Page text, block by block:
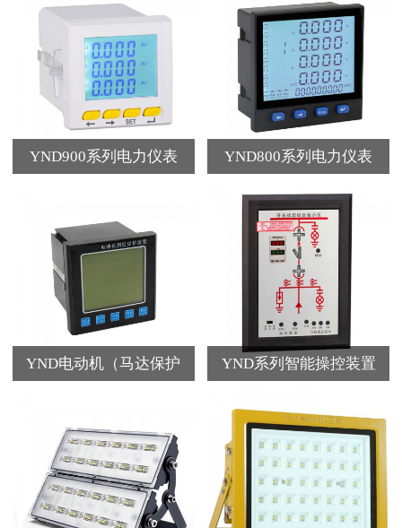
YND900系列电力仪表 YND800系列电力仪表
YND电动机（马达保护 YND系列智能操控装置